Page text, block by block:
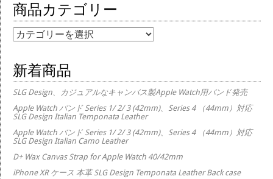
商品カテゴリー
商品カテゴリー
新着商品
SLG Design、カジュアルなキャンバス製Apple Watch用バンド発売
Apple Watch バンド Series 1/ 2/ 3 (42mm)、Series 4 （44mm）対応
SLG Design Italian Temponata Leather
Apple Watch バンド Series 1/ 2/ 3 (42mm)、Series 4 （44mm）対応
SLG Design Italian Camo Leather
D+ Wax Canvas Strap for Apple Watch 40/42mm
iPhone XR ケース 本革 SLG Design Temponata Leather Back case